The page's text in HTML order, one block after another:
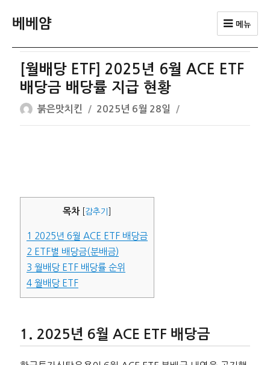
베베얌 메뉴
[월배당 ETF] 2025년 6월 ACE ETF
배당금 배당률 지급 현황
글
쓴
붉은맛치킨
작
성
2025년 6월 28일
목차 감추기
1 2025년 6월 ACE ETF 배당금
2 ETF별 배당금(분배금)
3 월배당 ETF 배당률 순위
4월배당 ETF
2025년 6월 ACE ETF 배당금